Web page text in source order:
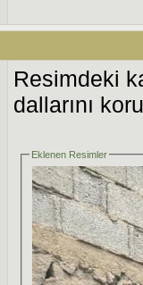
Resimdeki
dallarını
Eklenen Resimler